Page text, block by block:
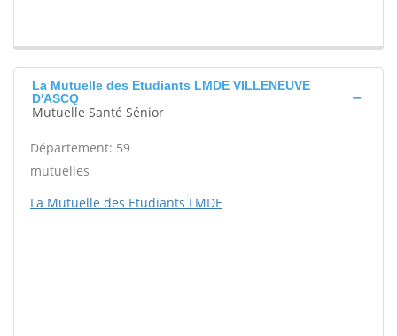
La Mutuelle des Etudiants LMDE VILLENEUVE
D'ASCQ
Mutuelle Santé Sénior
Département: 59
mutuelles
La Mutuelle des Etudiants LMDE